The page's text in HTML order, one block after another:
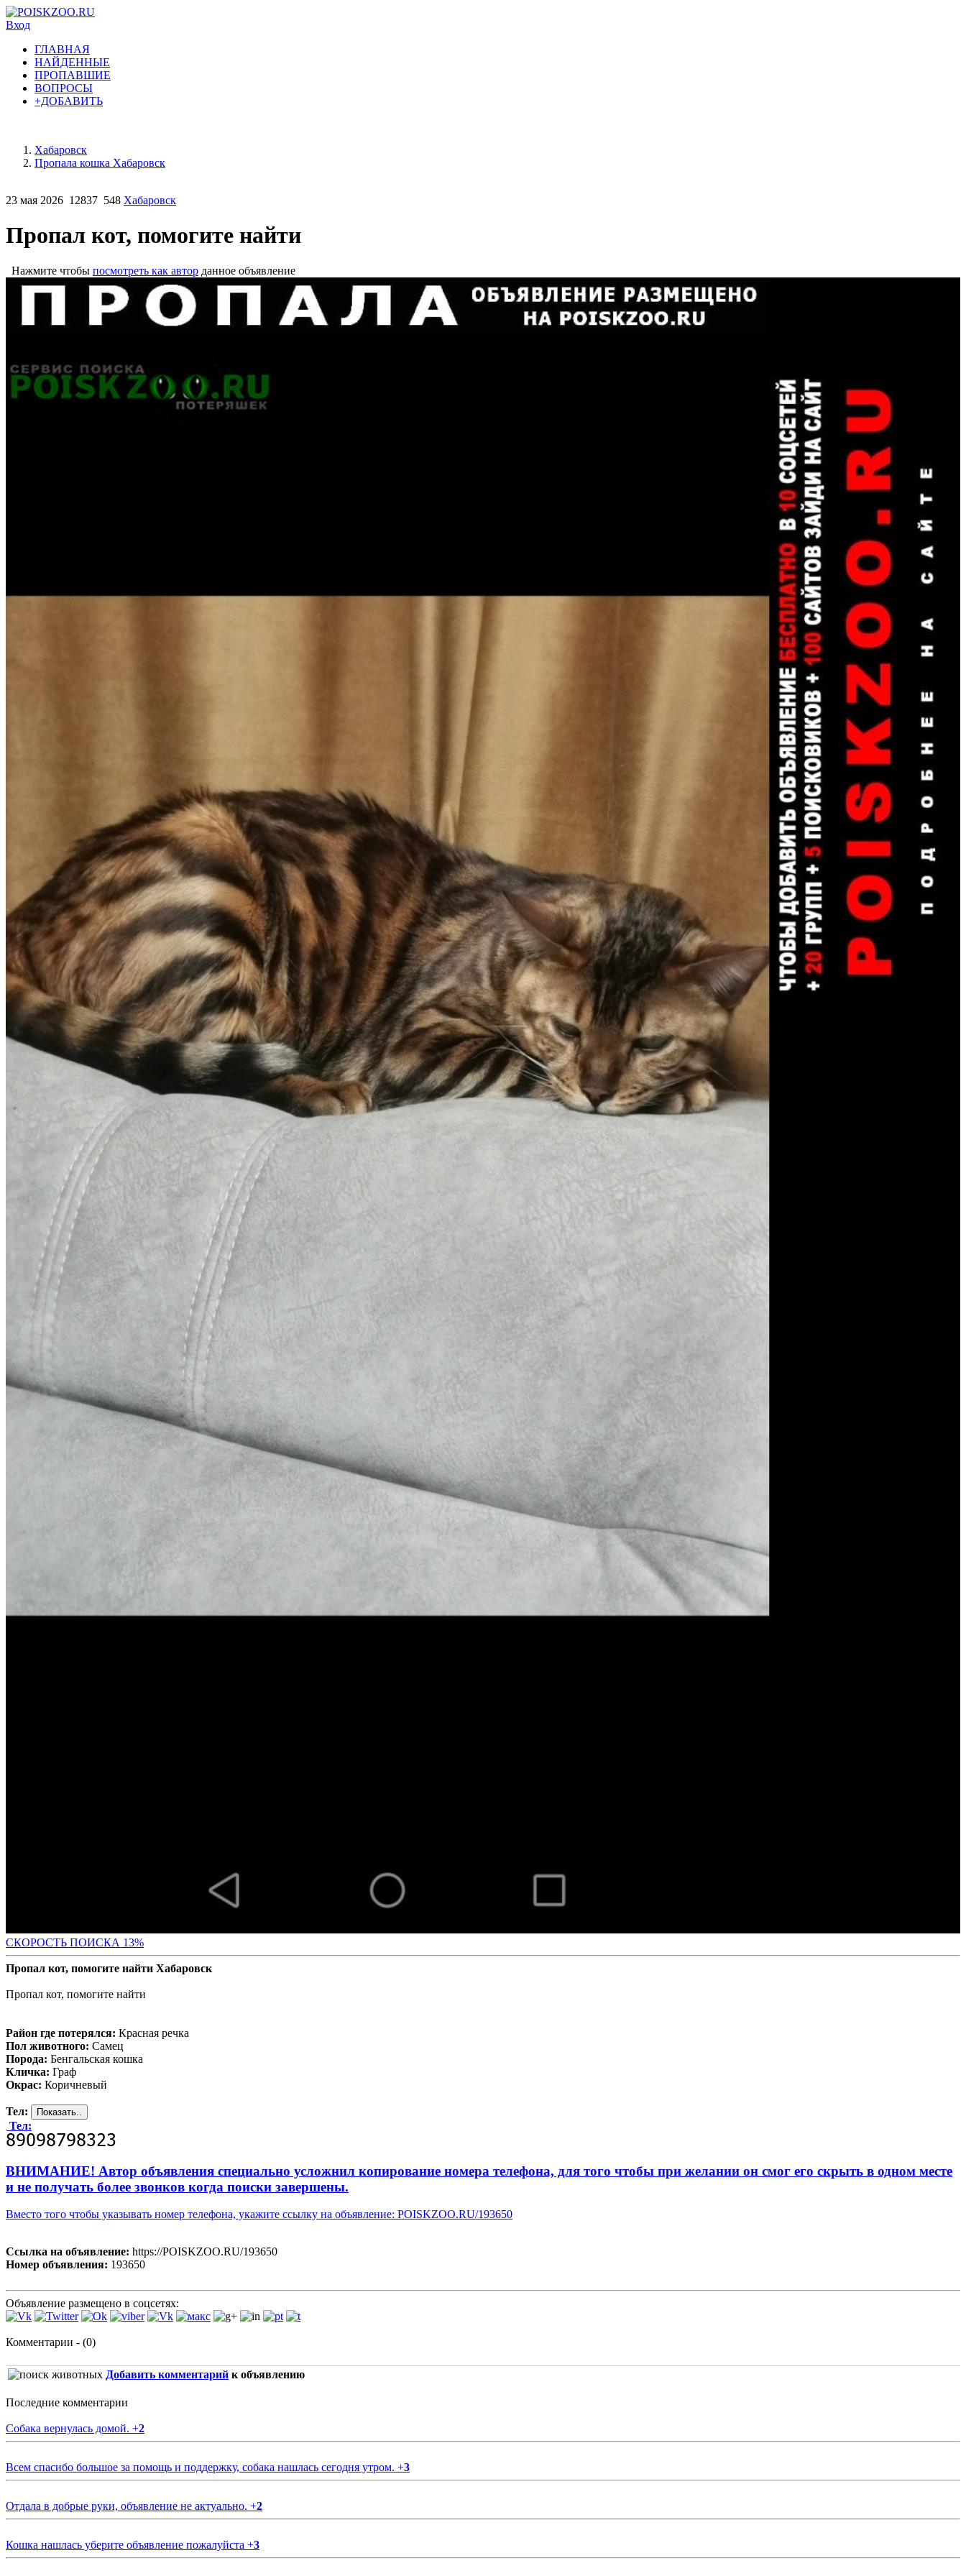
Вход
ГЛАВНАЯ
НАЙДЕННЫЕ
ПРОПАВШИЕ
ВОПРОСЫ
+ДОБАВИТЬ
Хабаровск
Пропала кошка Хабаровск
23 мая 2026 12837 548 Хабаровск
Пропал кот, помогите найти
Нажмите чтобы посмотреть как автор данное объявление
СКОРОСТЬ ПОИСКА 13%
Пропал кот, помогите найти Хабаровск
Пропал кот, помогите найти
Район где потерялся: Красная речка
Пол животного: Самец
Порода: Бенгальская кошка
Кличка: Граф
Окрас: Коричневый
Тел:
Тел:
ВНИМАНИЕ! Автор объявления специально усложнил копирование номера телефона, для того чтобы при желании он смог его скрыть в одном месте
и не получать более звонков когда поиски завершены.
Вместо того чтобы указывать номер телефона, укажите ссылку на объявление: POISKZOO.RU/193650
Ссылка на объявление: https://POISKZOO.RU/193650
Номер объявления: 193650
Объявление размещено в соцсетях:
Комментарии - (0)
Добавить комментарий к объявлению
Последние комментарии
Собака вернулась домой. +2
Всем спасибо большое за помощь и поддержку, собака нашлась сегодня утром. +3
Отдала в добрые руки, объявление не актуально. +2
Кошка нашлась уберите объявление пожалуйста +3